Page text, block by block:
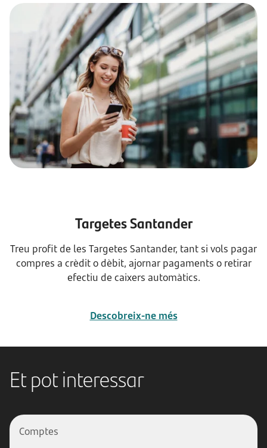
Targetes Santander
Treu profit de les Targetes Santander, tant si vols pagar
compres a crèdit o dèbit, ajornar pagaments o retirar
efectiu de caixers automàtics.
Descobreix-ne més
Et pot interessar
Comptes